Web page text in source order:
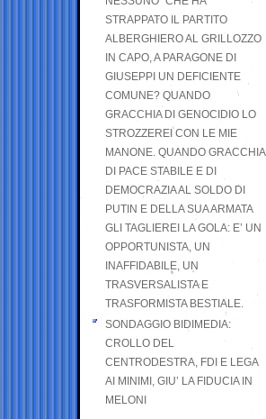
STRAPPATO IL PARTITO
ALBERGHIERO AL GRILLOZZO
IN CAPO, A PARAGONE DI
GIUSEPPI UN DEFICIENTE
COMUNE? QUANDO
GRACCHIA DI GENOCIDIO LO
STROZZEREI CON LE MIE
MANONE. QUANDO GRACCHIA
DI PACE STABILE E DI
DEMOCRAZIA AL SOLDO DI
PUTIN E DELLA SUA ARMATA
GLI TAGLIEREI LA GOLA: E’ UN
OPPORTUNISTA, UN
INAFFIDABILE, UN
TRASVERSALISTA E
TRASFORMISTA BESTIALE.
SONDAGGIO BIDIMEDIA:
CROLLO DEL
CENTRODESTRA, FDI E LEGA
AI MINIMI, GIU’ LA FIDUCIA IN
MELONI